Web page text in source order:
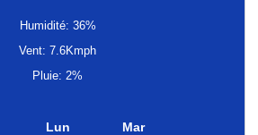
Humidité: 36%
Vent: 7.6Kmph
Pluie: 2%
Lun Mar